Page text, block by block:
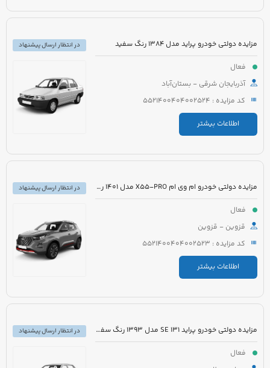
مزایده دولتی خودرو پراید مدل 1384 رنگ سفید
فعال
آذربایجان شرقی - بستان‌آباد
کد مزایده : 5521400404002524
اطلاعات بیشتر
در انتظار ارسال پیشنهاد
مزایده دولتی خودرو ام وی ام X55-PRO مدل 1401 رنگ مشکی متالیک
فعال
قزوین - قزوین
کد مزایده : 5521400404002523
اطلاعات بیشتر
در انتظار ارسال پیشنهاد
مزایده دولتی خودرو پراید 131 SE مدل 1393 رنگ سفید روغنی
فعال
در انتظار ارسال پیشنهاد